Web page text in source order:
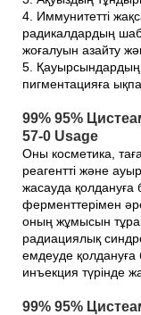
4. Иммунитетті
радикалдардың
жоғалуын азайту
5. Қауырсындардың
пигментацияға
99% 95%
57-0 Usage
Оны косметика,
реагентті және
жасауда
ферменттерімен
оның жұмысын
радиациялық
емдеуде
инъекция түрінде
99% 95%